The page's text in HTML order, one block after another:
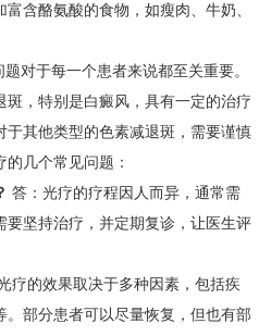
含酪氨酸的食物，如瘦肉、牛奶、
对于每一个患者来说都至关重要。
，特别是白癜风，具有一定的治疗
于其他类型的色素减退斑，需要谨慎
几个常见问题：
答：光疗的疗程因人而异，通常需
坚持治疗，并定期复诊，让医生评
疗的效果取决于多种因素，包括疾
部分患者可以尽量恢复，但也有部